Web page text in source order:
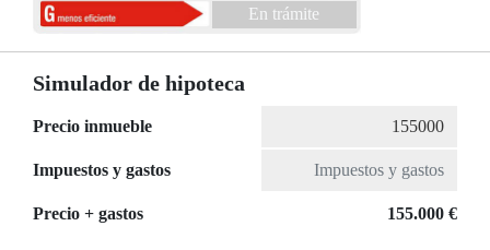
En trámite
Simulador de hipoteca
Precio inmueble
Impuestos y gastos
Precio + gastos 155.000 €